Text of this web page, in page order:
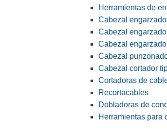
Herramientas de
Cabezal
Cabezal
Cabezal
Cabezal
Cabezal cortador
Cortadoras de
Recortacables
Dobladoras de
Herramientas para